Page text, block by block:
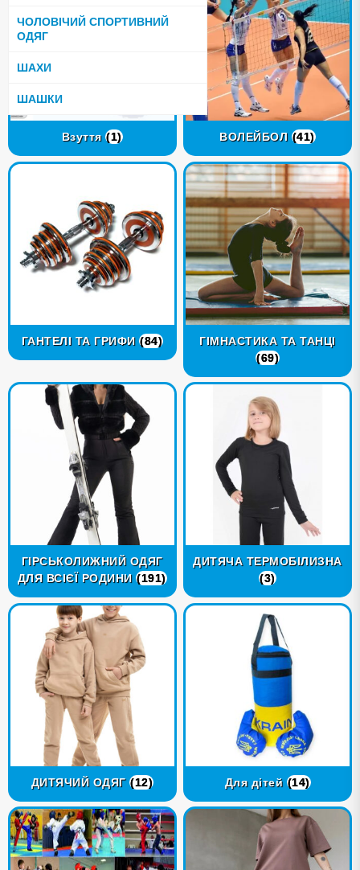
ЧОЛОВІЧИЙ СПОРТИВНИЙ
ОДЯГ
ШАХИ
ШАШКИ
Взуття(1) ВОЛЕЙБОЛ (41)
ГАНТЕЛІ ТА ГРИФИ(84)
ГІМНАСТИКА ТА ТАНЦІ
(69)
ГІРСЬКОЛИЖНИЙ ОДЯГ
ДЛЯ ВСІЄЇ РОДИНИ(191)
ДИТЯЧА ТЕРМОБІЛИЗНА
(3)
ДИТЯЧИЙ ОДЯГ(12) Для дітей (14)